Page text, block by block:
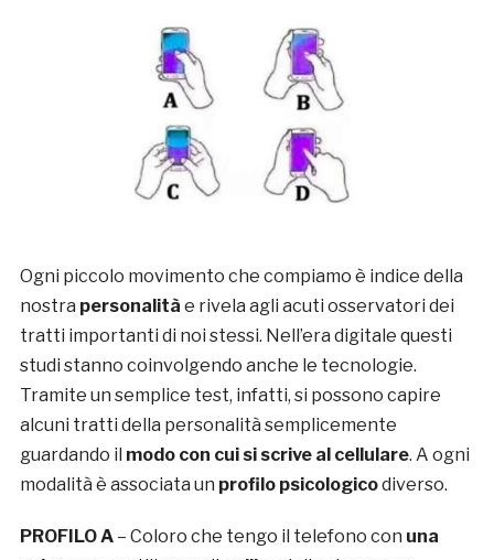
Ogni piccolo movimento che compiamo è indice della
nostra personalità e rivela agli acuti osservatori dei
tratti importanti di noi stessi. Nell’era digitale questi
studi stanno coinvolgendo anche le tecnologie.
Tramite un semplice test, infatti, si possono capire
alcuni tratti della personalità semplicemente
guardando il modo con cui si scrive al cellulare. A ogni
modalità è associata un profilo psicologicodiverso.
PROFILO A– Coloro che tengo il telefono con una